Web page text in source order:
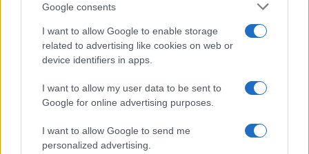
Google consents
I want to allow Google to enable storage
related to advertising like cookies on web or
device identifiers in apps.
I want to allow my user data to be sent to
Google for online advertising purposes.
I want to allow Google to send me
personalized advertising.
Σχόλια
Στη ΓΑΔΑ η 46χρονη που
κατηγορείται για
συμμετοχή στην τραγωδία
της Μαρφίν - Μεταφέρθηκε
απευθείας από το
Ιράν θα τελειώσει
σύντομα – Εμείς
τα Στενά του